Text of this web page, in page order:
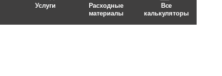
Услуги
Расходные
материалы
Все
калькуляторы